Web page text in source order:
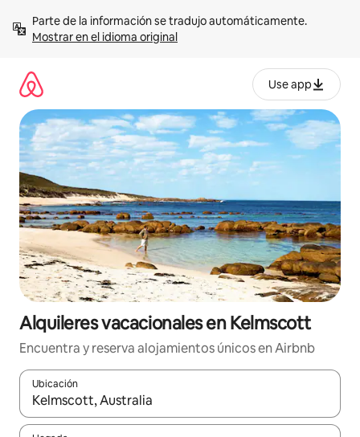
contenidoMostrar en el idioma original
Use app
Alquileres vacacionales en Kelmscott
Encuentra y reserva alojamientos únicos en Airbnb
Ubicación
Cuando los resultados estén disponibles, navega con las